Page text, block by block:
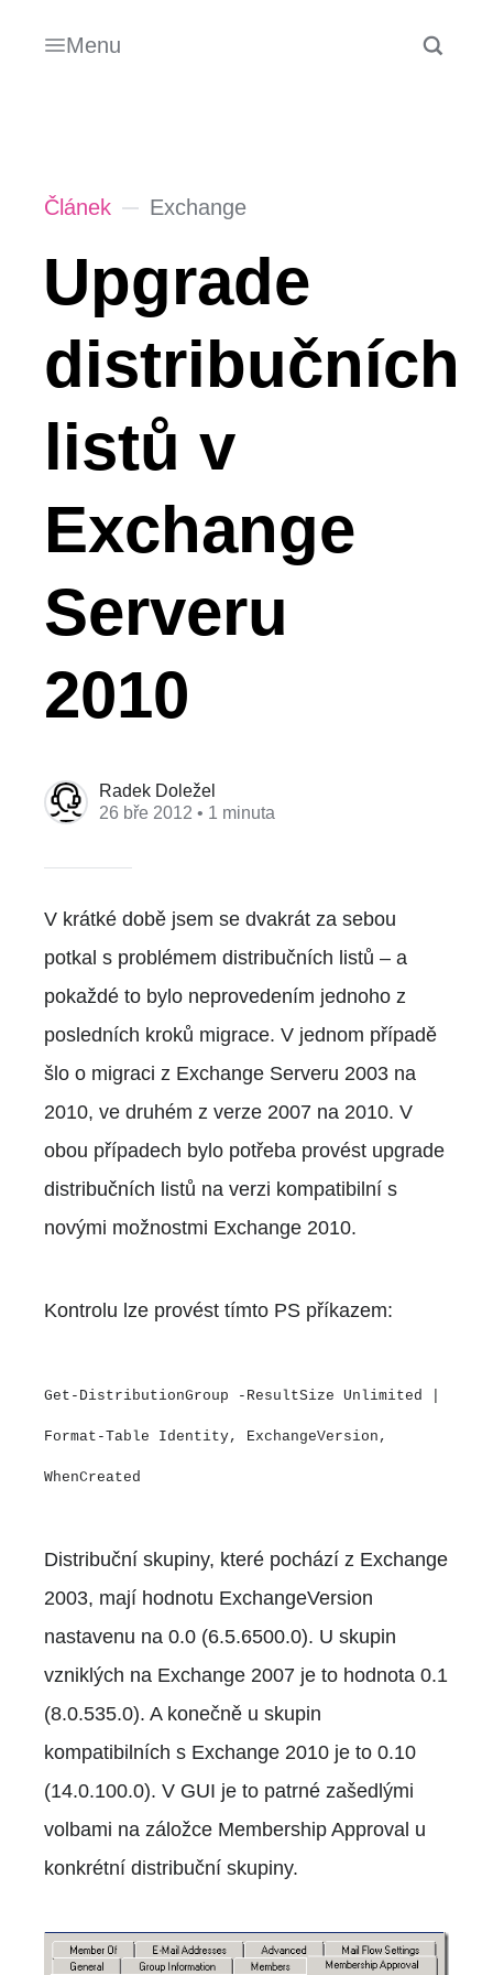
Menu
Článek Exchange
Upgrade
distribučních
listů v
Exchange
Serveru
2010
Radek Doležel
26 bře 2012 • 1 minuta
V krátké době jsem se dvakrát za sebou
potkal s problémem distribučních listů – a
pokaždé to bylo neprovedením jednoho z
posledních kroků migrace. V jednom případě
šlo o migraci z Exchange Serveru 2003 na
2010, ve druhém z verze 2007 na 2010. V
obou případech bylo potřeba provést upgrade
distribučních listů na verzi kompatibilní s
novými možnostmi Exchange 2010.
Kontrolu lze provést tímto PS příkazem:
Get-DistributionGroup -ResultSize Unlimited |
Format-Table Identity, ExchangeVersion,
WhenCreated
Distribuční skupiny, které pochází z Exchange
2003, mají hodnotu ExchangeVersion
nastavenu na 0.0 (6.5.6500.0). U skupin
vzniklých na Exchange 2007 je to hodnota 0.1
(8.0.535.0). A konečně u skupin
kompatibilních s Exchange 2010 je to 0.10
(14.0.100.0). V GUI je to patrné zašedlými
volbami na záložce Membership Approval u
konkrétní distribuční skupiny.